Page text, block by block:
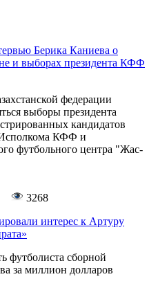
Берика Каниева о
и выборах президента КФФ
федерации
выборы президента
кандидатов
Исполкома КФФ и
футбольного центра "Жас-
3268
интерес к Артуру
футболиста сборной
за миллион долларов